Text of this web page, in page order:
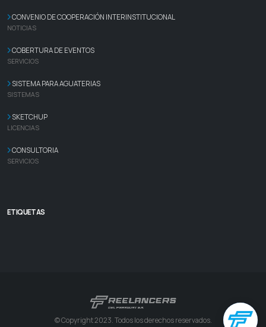
CONVENIO DE COOPERACIÓN INTERINSTITUCIONAL
NOTICIAS
COBERTURA DE EVENTOS
SERVICIOS
SISTEMA PARA AGUATERIAS
SISTEMAS
SKETCHUP
LICENCIAS
CONSULTORIA
SERVICIOS
ETIQUETAS
© Copyright 2023. Todos los derechos reservados.